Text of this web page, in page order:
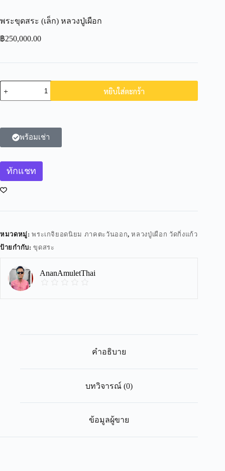
พระขุดสระ (เล็ก) หลวงปู่เผือก
฿250,000.00
หยิบใส่ตะกร้า
พร้อมเช่า
ทักแชท
หมวดหมู่:พระเกจิยอดนิยม ภาคตะวันออก,หลวงปู่เผือก วัดกิ่งแก้ว
ป้ายกำกับ:ขุดสระ
AnanAmuletThai
คำอธิบาย
บทวิจารณ์ (0)
ข้อมูลผู้ขาย